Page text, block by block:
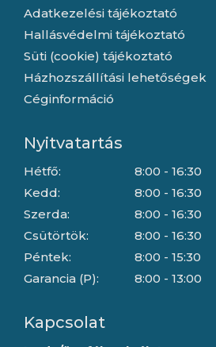
Adatkezelési tájékoztató
Hallásvédelmi tájékoztató
Süti (cookie) tájékoztató
Házhozszállítási lehetőségek
Céginformáció
Nyitvatartás
Hétfő:
Kedd:
Szerda:
Csütörtök:
Péntek:
Garancia (P):
8:00 - 16:30
8:00 - 16:30
8:00 - 16:30
8:00 - 16:30
8:00 - 15:30
8:00 - 13:00
Kapcsolat